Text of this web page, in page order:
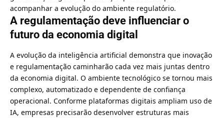
acompanhar a evolução do ambiente regulatório.
A regulamentação deve influenciar o
futuro da economia digital
A evolução da inteligência artificial demonstra que inovação
e regulamentação caminharão cada vez mais juntas dentro
da economia digital. O ambiente tecnológico se tornou mais
complexo, automatizado e dependente de confiança
operacional. Conforme plataformas digitais ampliam uso de
IA, empresas precisarão desenvolver estruturas mais